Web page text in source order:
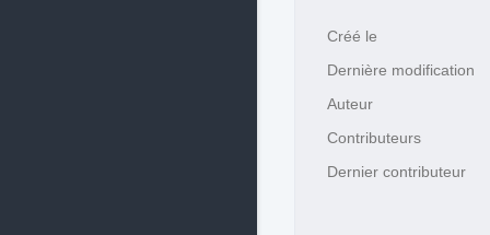
Créé le
Dernière modification
Auteur
Contributeurs
Dernier contributeur